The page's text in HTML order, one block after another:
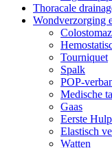
Thoracale
Wondverzorging
Tourniquet
Spalk
POP-
Medische
Gaas
Eerste
Elastisch
Watten